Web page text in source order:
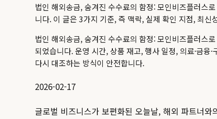
법인 해외송금, 숨겨진 수수료의 함정: 모인비즈플러스
니다. 이 글은 3가지 기준, 즉 맥락, 실제 확인 지점, 최
법인 해외송금, 숨겨진 수수료의 함정: 모인비즈플러스
되었습니다.운영 시간, 상품 재고, 행사 일정, 의료·금
다시 대조하는 방식이 안전합니다.
2026-02-17
글로벌 비즈니스가 보편화된 오늘날, 해외 파트너